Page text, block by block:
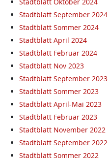
Stadtblatt September 2024
Stadtblatt Sommer 2024
Stadtblatt April 2024
Stadtblatt Februar 2024
Stadtblatt Nov 2023
Stadtblatt September 2023
Stadtblatt Sommer 2023
Stadtblatt April-Mai 2023
Stadtblatt Februar 2023
Stadtblatt November 2022
Stadtblatt September 2022
Stadtblatt Sommer 2022